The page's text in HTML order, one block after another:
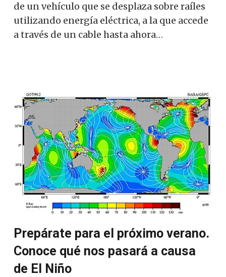
de un vehículo que se desplaza sobre raíles
utilizando energía eléctrica, a la que accede
a través de un cable hasta ahora…
Prepárate para el próximo verano.
Conoce qué nos pasará a causa
de El Niño